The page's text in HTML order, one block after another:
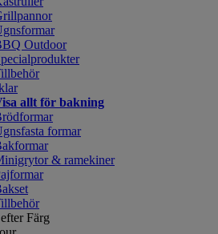
Outdoor
allt för bakning
formar
& ramekiner
Färg